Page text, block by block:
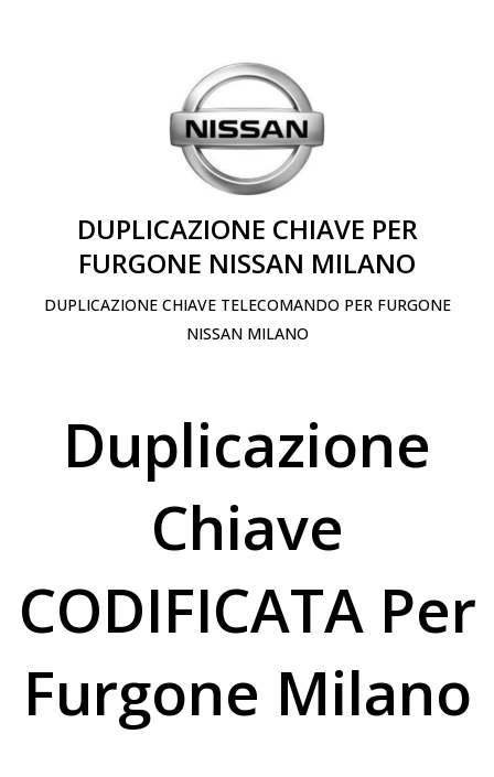
DUPLICAZIONE CHIAVE PER
FURGONE NISSAN MILANO
DUPLICAZIONE CHIAVE TELECOMANDO PER FURGONE
NISSAN MILANO
Duplicazione
Chiave
CODIFICATA Per
Furgone Milano